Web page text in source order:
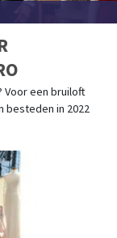
Voor een bruiloft
besteden in 2022